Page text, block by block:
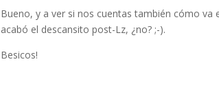
Bueno, y a ver si nos cuentas también cómo va
acabó el descansito post-Lz, ¿no? ;-).
Besicos!